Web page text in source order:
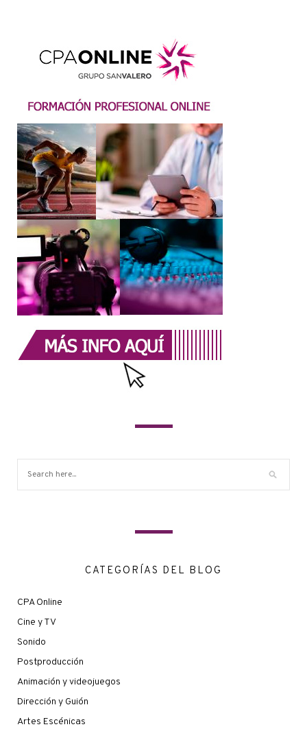
CATEGORÍAS DEL BLOG
CPA Online
Cine y TV
Sonido
Postproducción
Animación y videojuegos
Dirección y Guión
Artes Escénicas